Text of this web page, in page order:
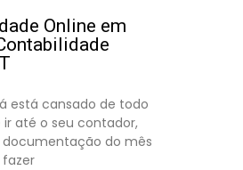
Online em
está cansado de todo
até o seu contador,
do mês